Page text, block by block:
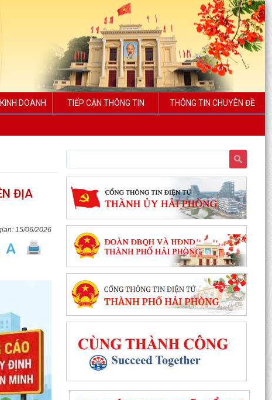
DOANH TIẾP CẬN THÔNG TIN THÔNG TIN CHUYÊN ĐỀ
ĐỊA
15/06/2026